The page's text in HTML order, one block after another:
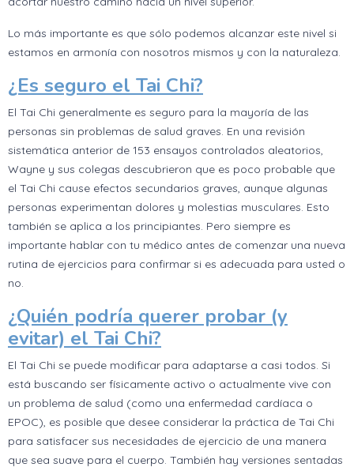
Lo más importante es que sólo podemos alcanzar este nivel si
estamos en armonía con nosotros mismos y con la naturaleza.
¿Es seguro el Tai Chi?
El Tai Chi generalmente es seguro para la mayoría de las
personas sin problemas de salud graves. En una revisión
sistemática anterior de 153 ensayos controlados aleatorios,
Wayne y sus colegas descubrieron que es poco probable que
el Tai Chi cause efectos secundarios graves, aunque algunas
personas experimentan dolores y molestias musculares. Esto
también se aplica a los principiantes. Pero siempre es
importante hablar con tu médico antes de comenzar una nueva
rutina de ejercicios para confirmar si es adecuada para usted o
no.
¿Quién podría querer probar (y
evitar) el Tai Chi?
El Tai Chi se puede modificar para adaptarse a casi todos. Si
está buscando ser físicamente activo o actualmente vive con
un problema de salud (como una enfermedad cardíaca o
EPOC), es posible que desee considerar la práctica de Tai Chi
para satisfacer sus necesidades de ejercicio de una manera
que sea suave para el cuerpo. También hay versiones sentadas